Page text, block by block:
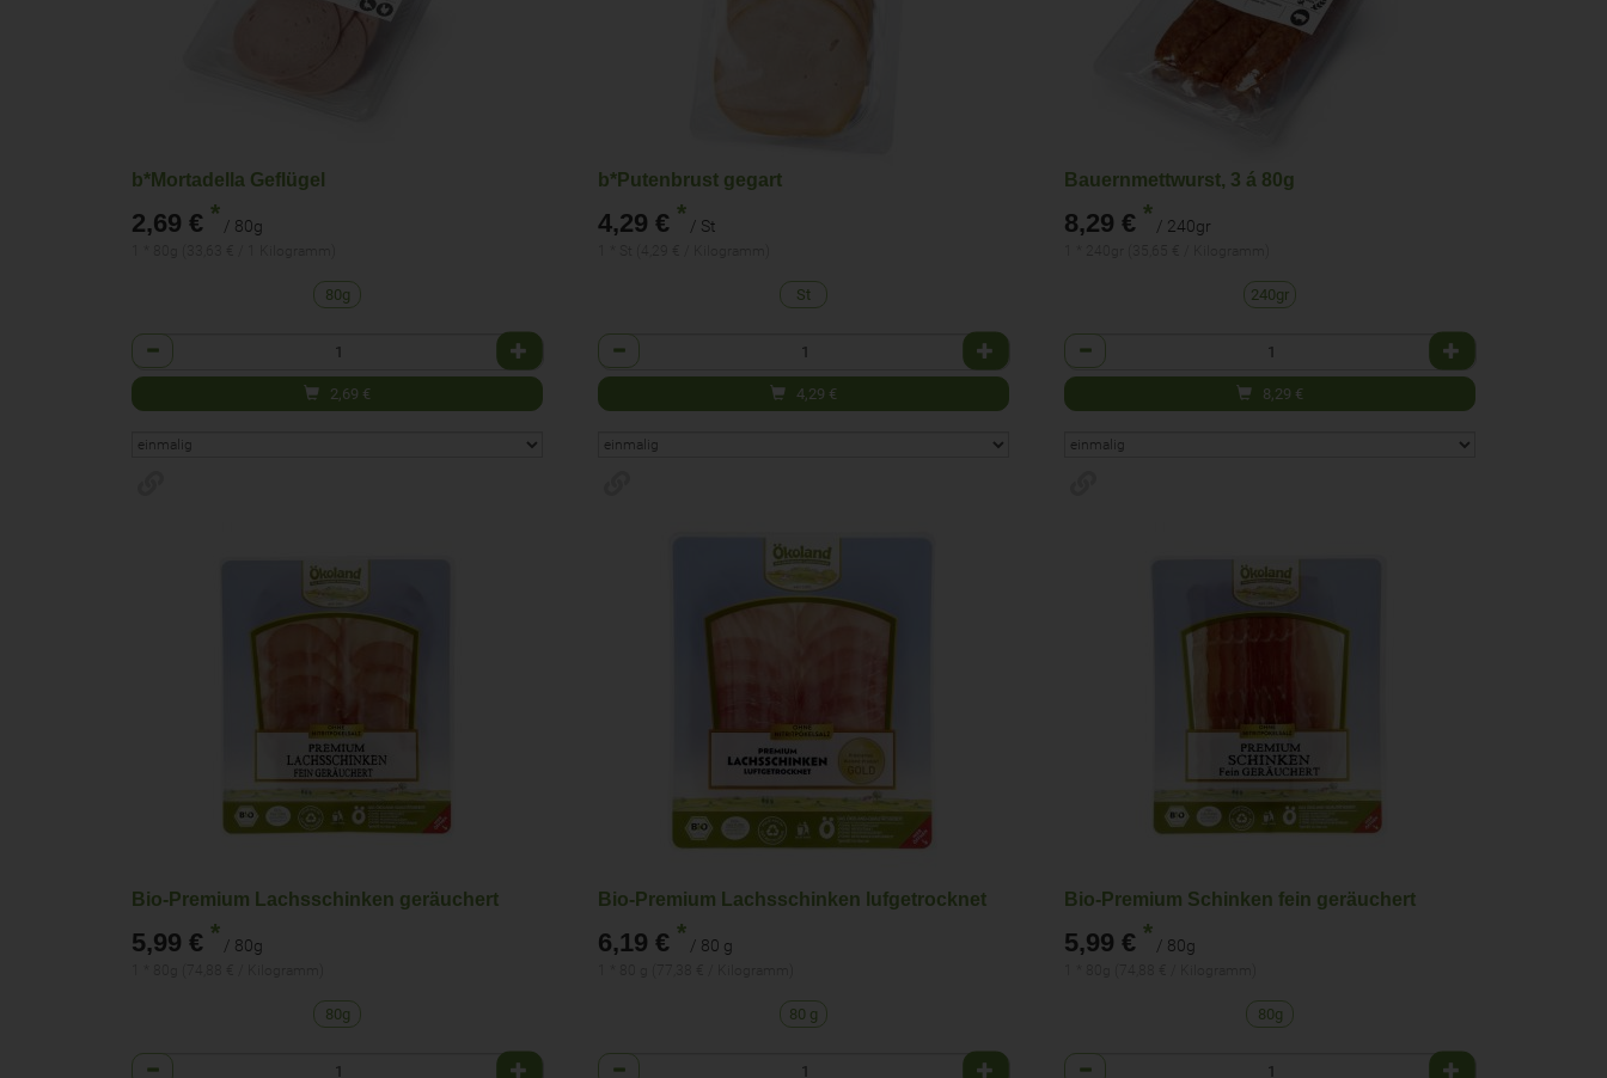
b*Mortadella Geflügel
2,69 € * / 80g
80g
Anzahl
2,69 €
b*Putenbrust gegart
4,29 € * / St
St
Anzahl
4,29 €
Bauernmettwurst, 3 á 80g
8,29 € * / 240gr
240gr
Anzahl
8,29 €
Bio-Premium Lachsschinken geräuchert
5,99 € * / 80g
80g
Anzahl
Bio-Premium Lachsschinken lufgetrocknet
6,19 € * / 80 g
80 g
Anzahl
Bio-Premium Schinken fein geräuchert
5,99 € * / 80g
80g
Anzahl